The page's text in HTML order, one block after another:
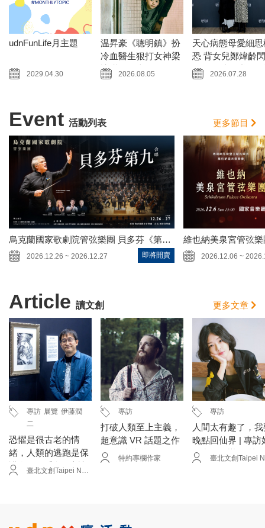
udnFunLife月主題
2029.04.30
温昇豪《聰明鎮》扮
冷血醫生狠打女神梁
詠琪三巴掌
2026.08.05
天心病態母愛細思
恐 背女兒鄭煒齡
腰 最終畫面剪剩5
2026.07.28
Event 活動列表 更多節目
烏克蘭國家歌劇院管弦樂團 貝多芬《第九號交響曲》
2026.12.26 ~ 2026.12.27 即將開賣
維也納美泉宮管弦樂
2026.12.06 ~
Article 讀文創 更多文章
專訪 展覽 伊藤潤
二
恐懼是很古老的情
緒，人類的逃跑是保
護自己的手段 | 專訪
漫畫家 伊藤潤二
臺北文創Taipei New Horizon
專訪
打破人類至上主義，
超意識 VR 話題之作
──《意識超展開》
導演 Adrian Meyer
特約專欄作家
專訪
人間太有趣了，
晚點回仙界 | 專訪
仙出品創辦人 林
Misc